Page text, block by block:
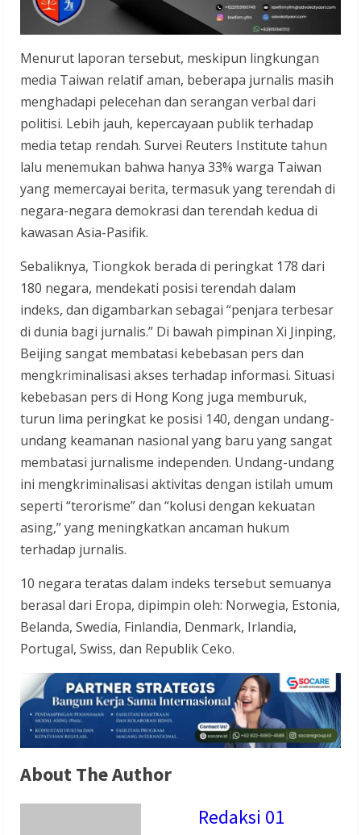
Menurut laporan tersebut, meskipun lingkungan
media Taiwan relatif aman, beberapa jurnalis masih
menghadapi pelecehan dan serangan verbal dari
politisi. Lebih jauh, kepercayaan publik terhadap
media tetap rendah. Survei Reuters Institute tahun
lalu menemukan bahwa hanya 33% warga Taiwan
yang memercayai berita, termasuk yang terendah di
negara-negara demokrasi dan terendah kedua di
kawasan Asia-Pasifik.
Sebaliknya, Tiongkok berada di peringkat 178 dari
180 negara, mendekati posisi terendah dalam
indeks, dan digambarkan sebagai “penjara terbesar
di dunia bagi jurnalis.” Di bawah pimpinan Xi Jinping,
Beijing sangat membatasi kebebasan pers dan
mengkriminalisasi akses terhadap informasi. Situasi
kebebasan pers di Hong Kong juga memburuk,
turun lima peringkat ke posisi 140, dengan undang-
undang keamanan nasional yang baru yang sangat
membatasi jurnalisme independen. Undang-undang
ini mengkriminalisasi aktivitas dengan istilah umum
seperti “terorisme” dan “kolusi dengan kekuatan
asing,” yang meningkatkan ancaman hukum
terhadap jurnalis.
10 negara teratas dalam indeks tersebut semuanya
berasal dari Eropa, dipimpin oleh: Norwegia, Estonia,
Belanda, Swedia, Finlandia, Denmark, Irlandia,
Portugal, Swiss, dan Republik Ceko.
About The Author
Redaksi 01